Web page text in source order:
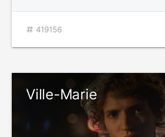
419156
Ville-Marie